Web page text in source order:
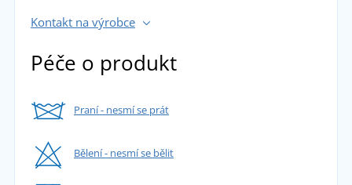
Kontakt na výrobce
Péče o produkt
Praní - nesmí se prát
Bělení - nesmí se bělit